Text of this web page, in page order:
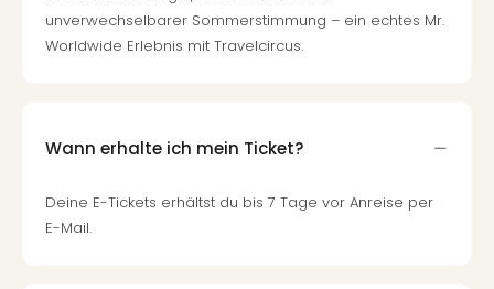
unverwechselbarer Sommerstimmung – ein echtes Mr.
Worldwide Erlebnis mit Travelcircus.
Wann erhalte ich mein Ticket?
Deine E-Tickets erhältst du bis 7 Tage vor Anreise per
E-Mail.